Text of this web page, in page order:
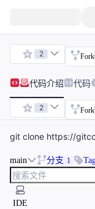
2 Fork
代码介绍 代码
2 Fork
git clone https://
main 分支 1
IDE